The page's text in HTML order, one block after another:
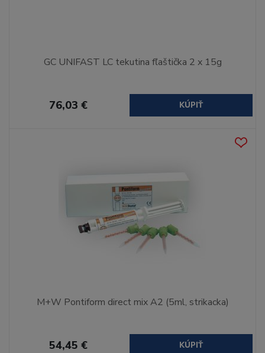
GC UNIFAST LC tekutina fľaštička 2 x 15g
76,03 € KÚPIŤ
M+W Pontiform direct mix A2 (5ml, strikacka)
54,45 € KÚPIŤ